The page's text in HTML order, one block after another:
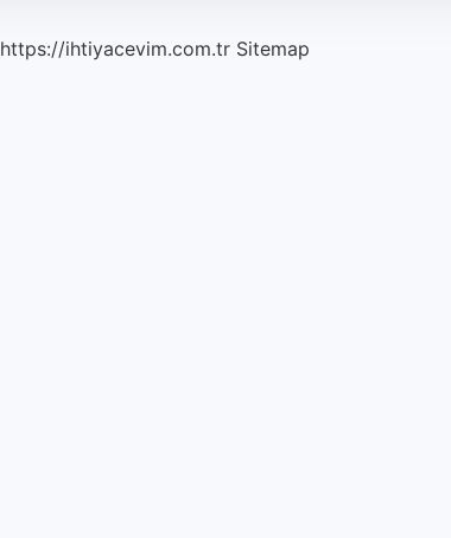
https://ihtiyacevim.com.tr Sitemap